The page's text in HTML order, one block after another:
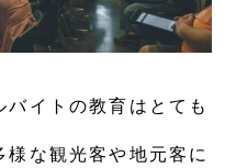
イトの教育はとても
な観光客や地元客に